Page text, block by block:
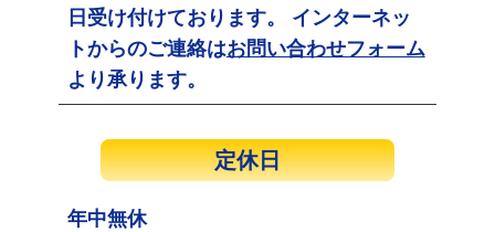
日受け付けております。 インターネッ
トからのご連絡はお問い合わせフォーム
より承ります。
定休日
年中無休